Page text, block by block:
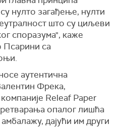
нулто загађење, нулти
што су циљеви
споразума", каже
са
аутентична
Фрека,
Releaf Paper
опалог лишћа
дајући им други